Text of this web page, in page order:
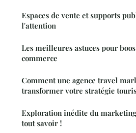
Espaces de vente et supports
l'attention
Les meilleures astuces pour
commerce
Comment une agence travel
transformer votre stratégie
Exploration inédite du
tout savoir !